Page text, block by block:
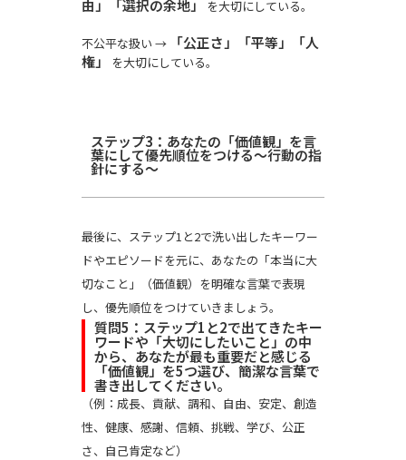
由」「選択の余地」 を大切にしている。
不公平な扱い →
「公正さ」「平等」「人
権」
を大切にしている。
ステップ3：あなたの「価値観」を言
葉にして優先順位をつける〜行動の指
針にする〜
最後に、ステップ1と2で洗い出したキーワー
ドやエピソードを元に、あなたの「本当に大
切なこと」（価値観）を明確な言葉で表現
し、優先順位をつけていきましょう。
質問5：ステップ1と2で出てきたキー
ワードや「大切にしたいこと」の中
から、あなたが最も重要だと感じる
「価値観」を5つ選び、簡潔な言葉で
書き出してください。
（例：成長、貢献、調和、自由、安定、創造
性、健康、感謝、信頼、挑戦、学び、公正
さ、自己肯定など）